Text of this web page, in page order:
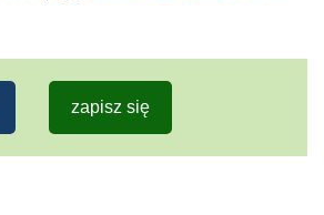
zapisz się